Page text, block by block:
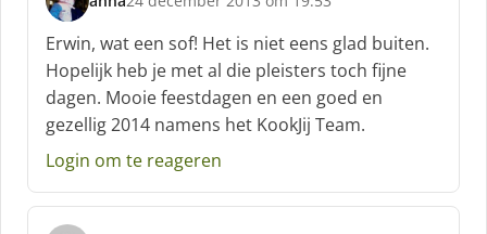
s
c
h
r
e
e
:
Erwin, wat een sof! Het is niet eens glad buiten.
Hopelijk heb je met al die pleisters toch fijne
dagen. Mooie feestdagen en een goed en
gezellig 2014 namens het KookJij Team.
Login om te reageren